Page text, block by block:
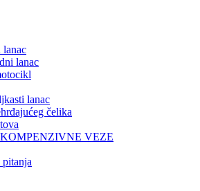
lanac
lanac
lanac
čelika
KOMPENZIVNE VEZE
pitanja